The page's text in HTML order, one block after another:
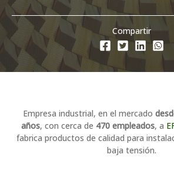
Compartir
Empresa industrial, en el mercado
años, con cerca de 470 empleados, a
fabrica productos de calidad para
baja tensión.